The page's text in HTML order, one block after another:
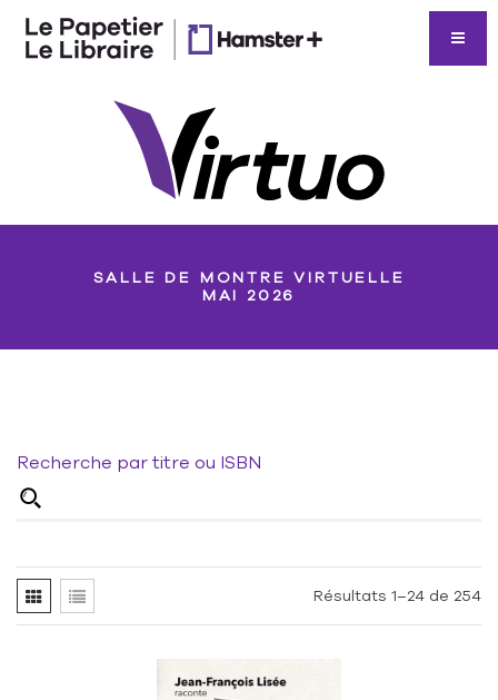
SALLE DE MONTRE VIRTUELLE
MAI 2026
Recherche par titre ou ISBN
Résultats 1–24 de 254